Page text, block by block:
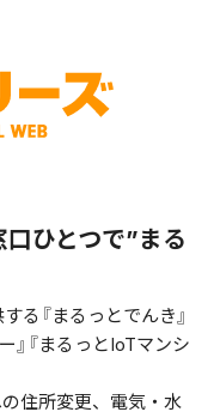
ひとつで”まる
る『まるっとでんき』
』『まるっとIoTマンシ
住所変更、電気・水